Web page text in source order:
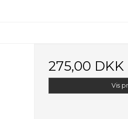
275,00 DKK
Vis